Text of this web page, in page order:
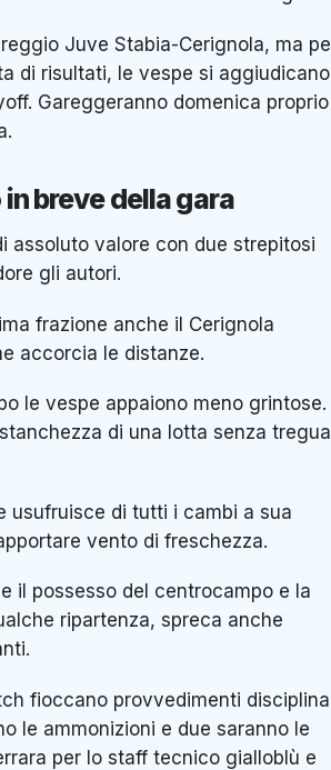
Juve Stabia-Cerignola, ma
di risultati, le vespe si aggiudicano
Gareggeranno domenica proprio
breve della gara
assoluto valore con due strepitosi
gli autori.
frazione anche il Cerignola
accorcia le distanze.
le vespe appaiono meno grintose.
di una lotta senza tregua
usufruisce di tutti i cambi a sua
vento di freschezza.
il possesso del centrocampo e la
ripartenza, spreca anche
fioccano provvedimenti
le ammonizioni e due saranno le
per lo staff tecnico gialloblù e